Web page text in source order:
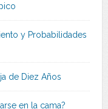
y Probabilidades
de Diez Años
en la cama?